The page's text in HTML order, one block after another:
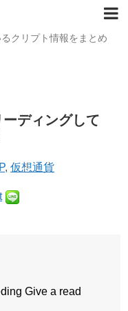
クリプト情報をまとめ
ディングして
,仮想通貨
Give a read